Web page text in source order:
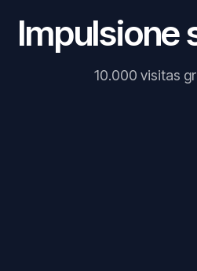
Impulsione
10.000 visitas